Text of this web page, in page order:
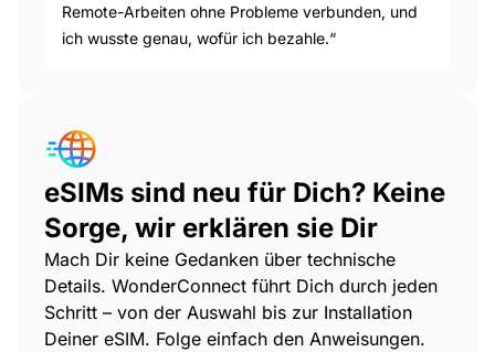
Remote-Arbeiten ohne Probleme verbunden, und
ich wusste genau, wofür ich bezahle.“
eSIMs sind neu für Dich? Keine
Sorge, wir erklären sie Dir
Mach Dir keine Gedanken über technische
Details. WonderConnect führt Dich durch jeden
Schritt – von der Auswahl bis zur Installation
Deiner eSIM. Folge einfach den Anweisungen.